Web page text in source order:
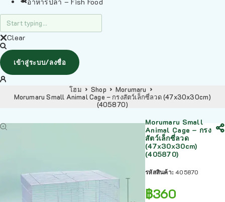
Clear
เข้าสู่ระบบ/ลงชื่อ
โฮม Shop
Morumaru
Morumaru Small Animal Cage – กรงสัตว์เล็กซี่ลวด (47x30x30cm)
(405870)
Morumaru Small
Animal Cage – กรง
สัตว์เล็กซี่ลวด
(47x30x30cm)
(405870)
รหัสสินค้า:405870
฿360